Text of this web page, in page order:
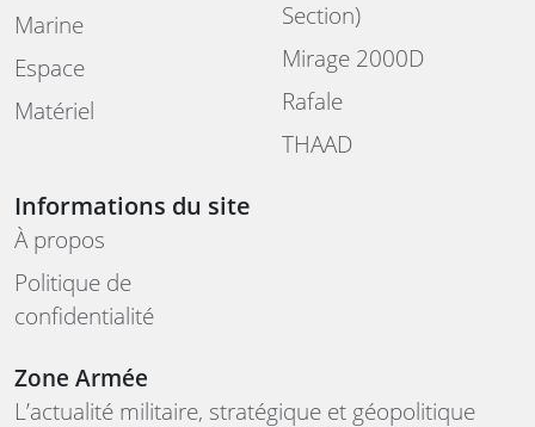
Marine
Espace
Matériel
Section)
Mirage 2000D
Rafale
THAAD
Informations du site
À propos
Politique de
confidentialité
Zone Armée
L’actualité militaire, stratégique et géopolitique